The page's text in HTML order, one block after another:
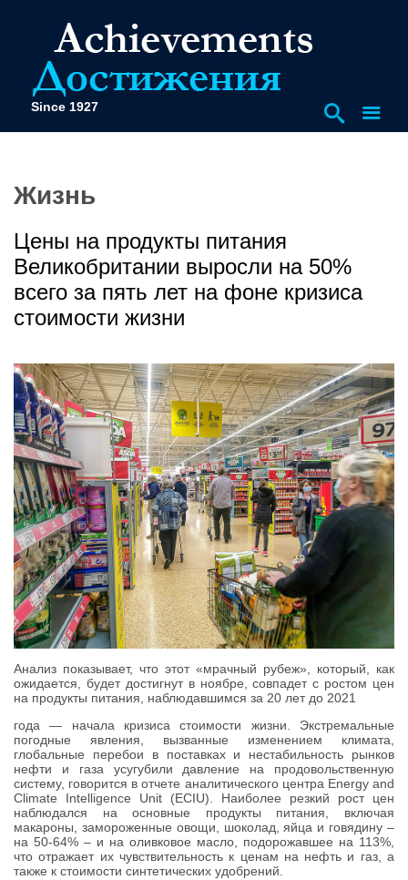
Since 1927
Жизнь
Цены на продукты питания
Великобритании выросли на 50%
всего за пять лет на фоне кризиса
стоимости жизни
Анализ показывает, что этот «мрачный рубеж», который, как
ожидается, будет достигнут в ноябре, совпадет с ростом цен
на продукты питания, наблюдавшимся за 20 лет до 2021
года — начала кризиса стоимости жизни. Экстремальные
погодные явления, вызванные изменением климата,
глобальные перебои в поставках и нестабильность рынков
нефти и газа усугубили давление на продовольственную
систему, говорится в отчете аналитического центра Energy and
Climate Intelligence Unit (ECIU). Наиболее резкий рост цен
наблюдался на основные продукты питания, включая
макароны, замороженные овощи, шоколад, яйца и говядину –
на 50-64% – и на оливковое масло, подорожавшее на 113%,
что отражает их чувствительность к ценам на нефть и газ, а
также к стоимости синтетических удобрений.